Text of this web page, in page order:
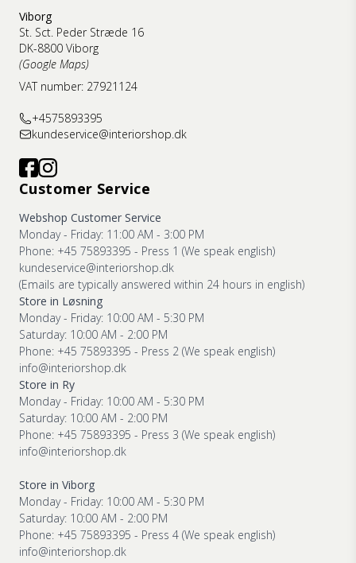
Viborg
St. Sct. Peder Stræde 16
DK-8800 Viborg
(Google Maps)
VAT number: 27921124
+4575893395
kundeservice@interiorshop.dk
Customer Service
Webshop Customer Service
Monday - Friday: 11:00 AM - 3:00 PM
Phone: +45 75893395 - Press 1 (We speak english)
kundeservice@interiorshop.dk
(Emails are typically answered within 24 hours in english)
Store in Løsning
Monday - Friday: 10:00 AM - 5:30 PM
Saturday: 10:00 AM - 2:00 PM
Phone: +45 75893395 - Press 2 (We speak english)
info@interiorshop.dk
Store in Ry
Monday - Friday: 10:00 AM - 5:30 PM
Saturday: 10:00 AM - 2:00 PM
Phone: +45 75893395 - Press 3 (We speak english)
info@interiorshop.dk
Store in Viborg
Monday - Friday: 10:00 AM - 5:30 PM
Saturday: 10:00 AM - 2:00 PM
Phone: +45 75893395 - Press 4 (We speak english)
info@interiorshop.dk